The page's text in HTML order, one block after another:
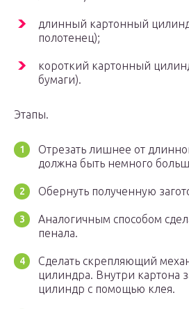
длинный картонный
полотенец);
короткий картонный
бумаги).
Этапы.
Отрезать лишнее от
должна быть немного
Обернуть полученную
Аналогичным способом
пенала.
Сделать скрепляющий
цилиндра. Внутри картона
цилиндр с помощью клея.